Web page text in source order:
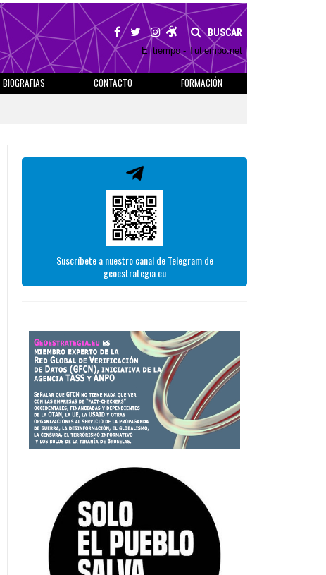
BUSCAR
El tiempo - Tutiempo.net
BIOGRAFIAS CONTACTO
FORMACIÓN
Suscríbete a nuestro canal de Telegram de
geoestrategia.eu